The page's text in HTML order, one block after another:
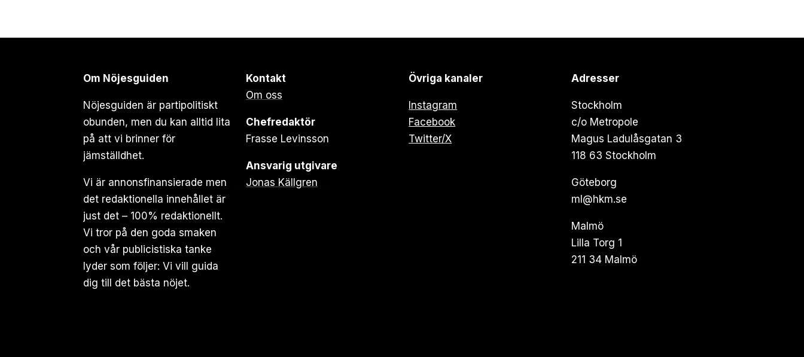
Om Nöjesguiden
Nöjesguiden är partipolitiskt
obunden, men du kan alltid lita
på att vi brinner för
jämställdhet.
Vi är annonsfinansierade men
det redaktionella innehållet är
just det – 100% redaktionellt.
Vi tror på den goda smaken
och vår publicistiska tanke
lyder som följer: Vi vill guida
dig till det bästa nöjet.
Kontakt
Om oss
Chefredaktör
Frasse Levinsson
Ansvarig utgivare
Jonas Källgren
Övriga kanaler
Instagram
Facebook
Twitter/X
Adresser
Stockholm
c/o Metropole
Magus Ladulåsgatan 3
118 63 Stockholm
Göteborg
ml@hkm.se
Malmö
Lilla Torg 1
211 34 Malmö